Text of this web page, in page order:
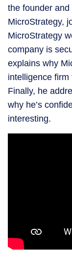
the founder
MicroStrategy,
MicroStrategy
company is
explains why
intelligence
Finally, he
why he’s
interesting.